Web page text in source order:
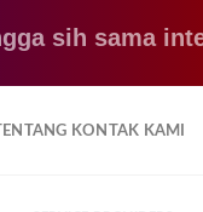
sama
KONTAK KAMI